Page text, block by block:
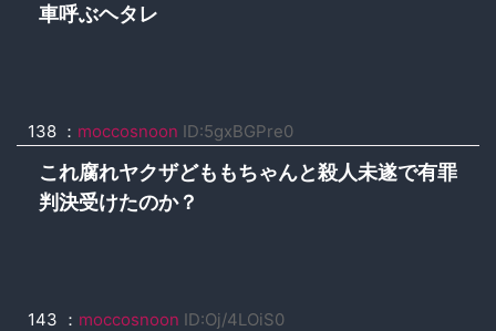
車呼ぶヘタレ
138 ： moccosnoon ID:5gxBGPre0
これ腐れヤクザどももちゃんと殺人未遂で有罪
判決受けたのか？
143 ： moccosnoon ID:Oj/4LOiS0